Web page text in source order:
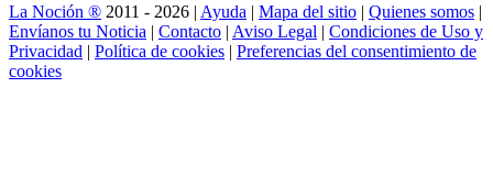
La Noción ® 2011 - 2026 | Ayuda | Mapa del sitio | Quienes somos |
Envíanos tu Noticia | Contacto | Aviso Legal | Condiciones de Uso y
Privacidad | Política de cookies | Preferencias del consentimiento de
cookies